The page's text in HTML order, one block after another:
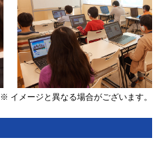
※ イメージと異なる場合がございます。